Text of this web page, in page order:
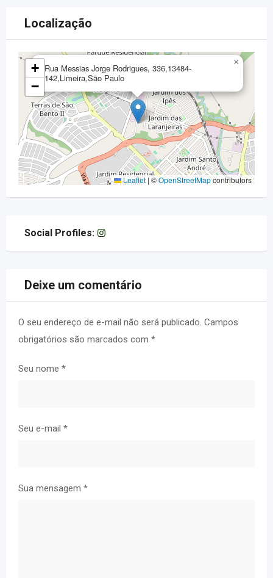
Localização
Rua Messias Jorge Rodrigues, 336,13484-
142,Limeira,São Paulo
×
+
−
Leaflet |©OpenStreetMapcontributors
Social Profiles:
Deixe um comentário
O seu endereço de e-mail não será publicado. Campos
obrigatórios são marcados com *
Seu nome *
Seu e-mail *
Sua mensagem *